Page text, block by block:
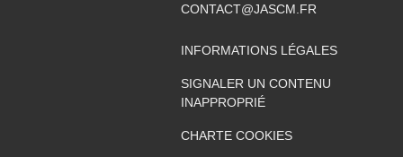
CONTACT@JASCM.FR
INFORMATIONS LÉGALES
SIGNALER UN CONTENU
INAPPROPRIÉ
CHARTE COOKIES